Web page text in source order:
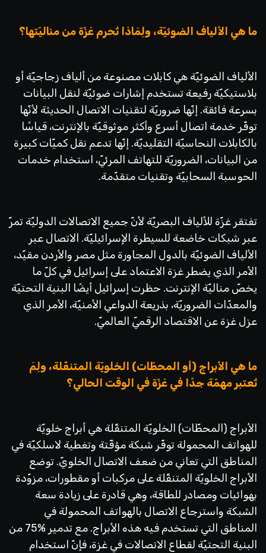
ما هي الألياف الضوئيّة، ولِمَاذا تُحرم غزّة من مناليّتها؟
الألياف الضوئيّة هي كابلات مصنوعة من ألياف زجاجيّة أو
بلاستيكيّة رفيعة تستخدم إشارات ضوئيّة لنقل البيانات
بسرعة فائقة. إنّها ضروريّة لتقنيات الاتصال الحديثة لأنّها
توفّر خدمة اتصال أسرع وأكثر موثوقيّة بالإنترنت، قياسًا
بالكابلات النحاسيّة التقليديّة. إنّها تدعم نقل كميّات كبيرة
من البيانات، الضروريّة للتهاتف المرئيّ، استخدام خدمات
الحوسبة السحابيّة وتقنيات متقدّمة.
تفتقر غزّة للألياف البصريّة لأنّ جميع الاتصالات الدوليّة تمرّ
عبر شبكات خاضعة للسيطرة الإسرائيليّة. الاتصال عبر
الألياف الضوئيّة بالدول المجاورة مثل مصر والأردن مقيّد،
الأمر الذي يضطر غزة الاعتماد على إسرائيل في كلّ ما
يخصّ مناليّة الإنترنت. حظرت إسرائيل أيضًا البنية التحتيّة
والمعدّات الضروريّة، بذريعة الدواعي الأمنيّة، الأمر الذي
عزل غزة عن الاقتصاد الرقميّ العالميّ.
ما هي الأبراج (أو المحطّات) الخلويّة المتنقّلة، ولِمَ
تُعتبر مهمّة جدًا في غزّة في الوقت الحالي؟
الأبراج (المحطّات) الخلويّة المتنقّلة هي أبراج خلويّة
للهواتف المحمولة توفّر شبكة مؤقّتة وتغطية لاسلكيّة في
المناطق التي تعاني من ضعف الاتصال الخلويّ. توضع
الأبراج الخلويّة المتنقّلة على مركبات أو مقطورات، مزوّدة
بهوائيات ومصادر للطاقة، وهي قادرة على زيادة سعة
الشبكة واسترجاع الاتصال بالهواتف المحمولة في
المناطق التي تستخدم فيه هذه الأبراج. مع تدمير %75 من
البنية التحتيّة لقطاع الاتصالات في غزة، فإنّ استخدام